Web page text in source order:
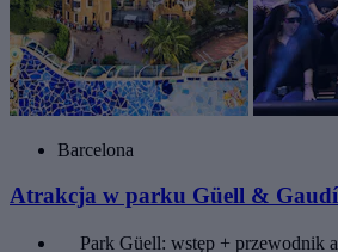
Barcelona
Atrakcja w parku Güell & Gaudí
Park Güell: wstęp + przewodnik